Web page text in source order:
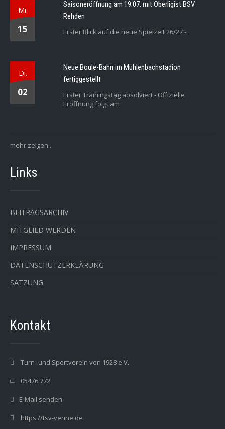
Mi.
15
Saisoneröffnung am 19.07. mit Oberligist BSV
Rehden
Erster Blick auf die neue Spielzeit 26/27 -
Di.
02
Neue Boule-Bahn im Mühlenbachstadion
fertiggestellt
Erster Trainingstag absolviert - Offizielle
Eröffnung folgt am
mehr zeigen...
Links
BEITRAGSARCHIV
MITGLIED WERDEN
IMPRESSUM
DATENSCHUTZERKLÄRUNG
SATZUNG
Kontakt
Turn- und Sportverein von 1928 e.V.
05476 772
E-Mail senden
https://tsv-venne.de